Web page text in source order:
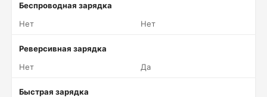
Беспроводная зарядка
Нет
Нет
Реверсивная зарядка
Нет
Да
Быстрая зарядка